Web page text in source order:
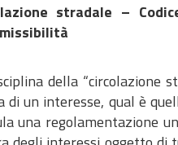
stradale –
della “circolazione
di un interesse, qual è
una regolamentazione